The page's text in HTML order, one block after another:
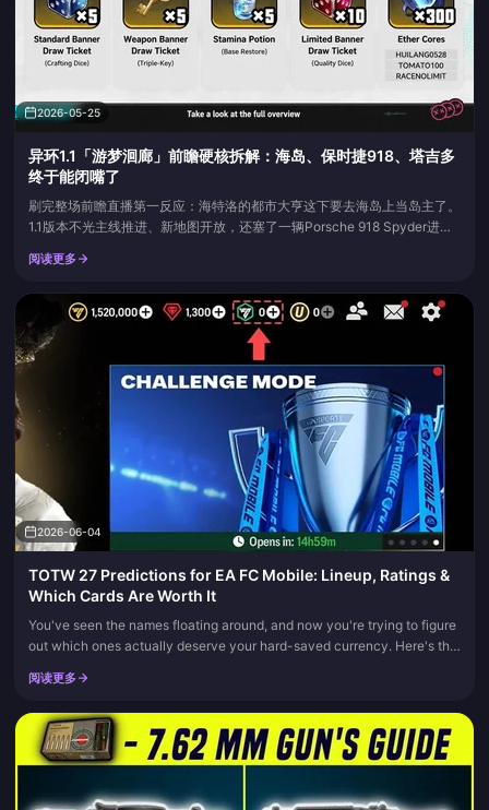
2026-05-25
异环1.1「游梦洄廊」前瞻硬核拆解：海岛、保时捷918、塔吉多
终于能闭嘴了
刷完整场前瞻直播第一反应：海特洛的都市大亨这下要去海岛上当岛主了。
1.1版本不光主线推进、新地图开放，还塞了一辆Porsche 918 Spyder进
要点按抽卡、玩法、地图、福利拆开看，能避不少坑。
阅读更多
2026-06-04
TOTW 27 Predictions for EA FC Mobile: Lineup, Ratings &
Which Cards Are Worth It
You've seen the names floating around, and now you're trying to figure
out which ones actually deserve your hard-saved currency. Here's the
阅读更多